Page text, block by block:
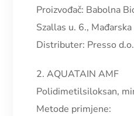
Proizvođač: Babolna
Szallas u. 6., Mađarska
Distributer: Presso
2. AQUATAIN AMF
Polidimetilsiloksan,
Metode primjene: